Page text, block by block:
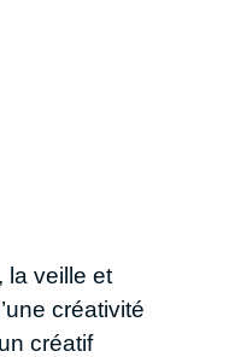
la veille et
créativité
créatif